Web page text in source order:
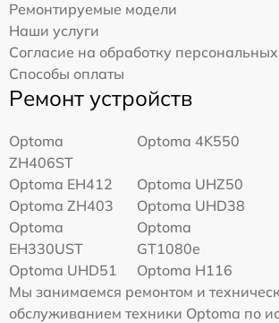
Ремонтируемые модели
Наши услуги
Согласие на обработку
Способы оплаты
Ремонт устройств
Optoma
ZH406ST
Optoma 4K550
Optoma EH412
Optoma UHZ50
Optoma ZH403
Optoma UHD38
Optoma
EH330UST
Optoma
GT1080e
Optoma UHD51
Optoma H116
Мы занимаемся ремонтом и
обслуживанием техники Optoma по